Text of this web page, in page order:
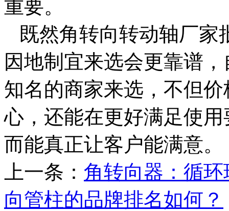
重要。
既然角转向转动轴厂家
因地制宜来选会更靠谱
知名的商家来选，不但
心，还能在更好满足使
而能真正让客户能满意。
上一条： 角转向器：循
向管柱的品牌排名如何？